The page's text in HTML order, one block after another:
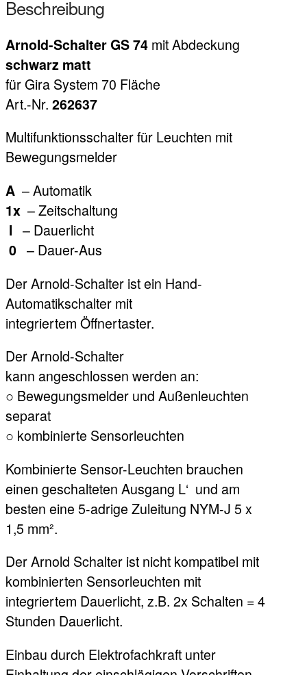
Beschreibung
Arnold-Schalter GS 74 mit Abdeckung
schwarz matt
für Gira System 70 Fläche
Art.-Nr. 262637
Multifunktionsschalter für Leuchten mit
Bewegungsmelder
A – Automatik
1x – Zeitschaltung
l – Dauerlicht
0 – Dauer-Aus
Der Arnold-Schalter ist ein Hand-
Automatikschalter mit
integriertem Öffnertaster.
Der Arnold-Schalter
kann angeschlossen werden an:
○ Bewegungsmelder und Außenleuchten
separat
○ kombinierte Sensorleuchten
Kombinierte Sensor-Leuchten brauchen
einen geschalteten Ausgang L‘ und am
besten eine 5-adrige Zuleitung NYM-J 5 x
1,5 mm².
Der Arnold Schalter ist nicht kompatibel mit
kombinierten Sensorleuchten mit
integriertem Dauerlicht, z.B. 2x Schalten = 4
Stunden Dauerlicht.
Einbau durch Elektrofachkraft unter